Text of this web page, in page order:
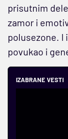
prisutnim
zamor i
polusezone. I
povukao i
IZABRANE VESTI